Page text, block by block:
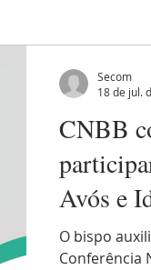
CNBB
Avós e
O bispo
Conferência
Secom
18 de jul.